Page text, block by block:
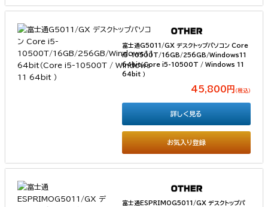
富士通G5011/GX デスクトップパソコン Core
i5-10500T/16GB/256GB/Windows11
64bit（Core i5-10500T / Windows 11
64bit ）
45,800円 （税込）
お気入り登録
詳しく見る
富士通ESPRIMOG5011/GX デスクトップパ